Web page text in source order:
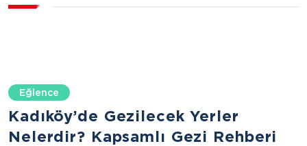
Eğlence
Kadıköy’de Gezilecek Yerler
Nelerdir? Kapsamlı Gezi Rehberi